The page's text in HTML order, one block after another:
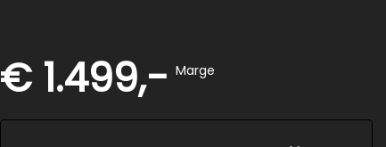
€ 1.499,- Marge